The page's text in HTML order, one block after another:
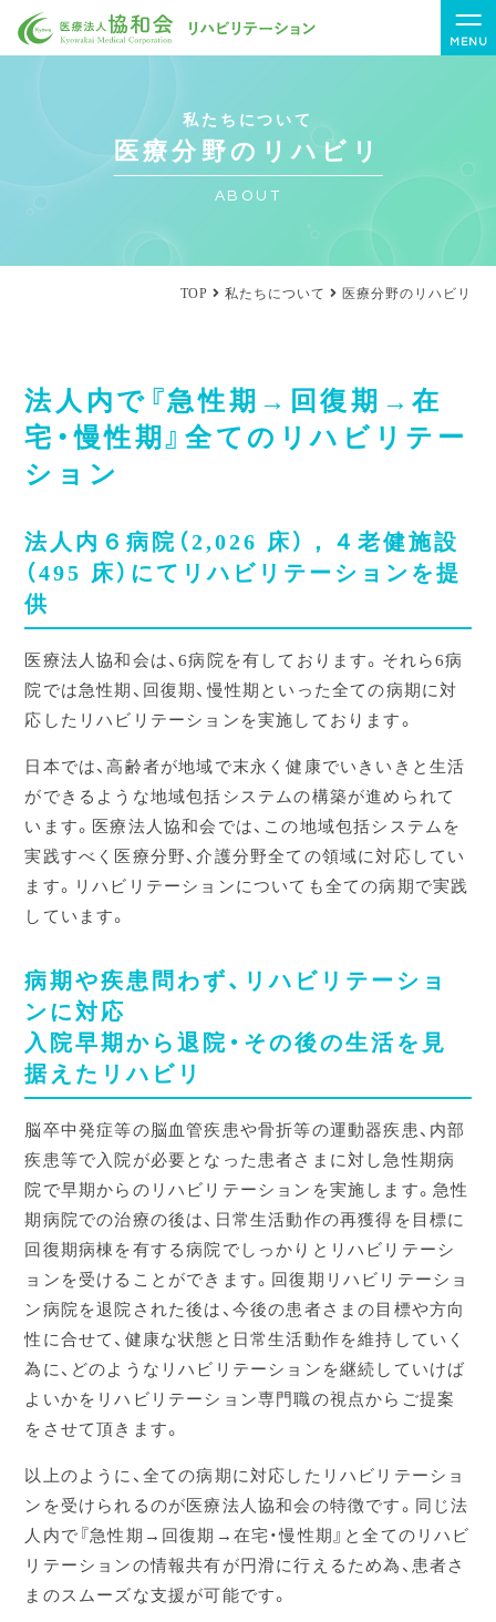
MENU
私たちについて
医療分野のリハビリ
ABOUT
TOP 私たちについて 医療分野のリハビリ
法人内で『急性期→回復期→在
宅・慢性期』全てのリハビリテー
ション
法人内６病院（2,026 床），４老健施設
（495 床）にてリハビリテーションを提
供
医療法人協和会は、6病院を有しております。それら6病
院では急性期、回復期、慢性期といった全ての病期に対
応したリハビリテーションを実施しております。
日本では、高齢者が地域で末永く健康でいきいきと生活
ができるような地域包括システムの構築が進められて
います。医療法人協和会では、この地域包括システムを
実践すべく医療分野、介護分野全ての領域に対応してい
ます。リハビリテーションについても全ての病期で実践
しています。
病期や疾患問わず、リハビリテーショ
ンに対応
入院早期から退院・その後の生活を見
据えたリハビリ
脳卒中発症等の脳血管疾患や骨折等の運動器疾患、内部
疾患等で入院が必要となった患者さまに対し急性期病
院で早期からのリハビリテーションを実施します。急性
期病院での治療の後は、日常生活動作の再獲得を目標に
回復期病棟を有する病院でしっかりとリハビリテーシ
ョンを受けることができます。回復期リハビリテーショ
ン病院を退院された後は、今後の患者さまの目標や方向
性に合せて、健康な状態と日常生活動作を維持していく
為に、どのようなリハビリテーションを継続していけば
よいかをリハビリテーション専門職の視点からご提案
をさせて頂きます。
以上のように、全ての病期に対応したリハビリテーショ
ンを受けられるのが医療法人協和会の特徴です。同じ法
人内で『急性期→回復期→在宅・慢性期』と全てのリハビ
リテーションの情報共有が円滑に行えるため為、患者さ
まのスムーズな支援が可能です。